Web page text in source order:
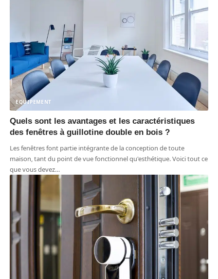
EQUIPEMENT
Quels sont les avantages et les caractéristiques
des fenêtres à guillotine double en bois ?
Les fenêtres font partie intégrante de la conception de toute
maison, tant du point de vue fonctionnel qu'esthétique. Voici tout ce
que vous devez…